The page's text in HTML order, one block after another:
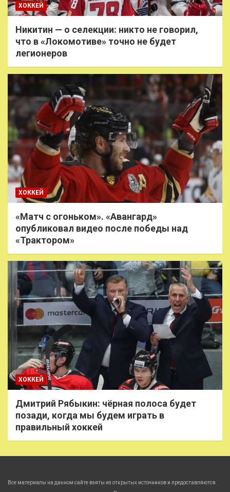
ХОККЕЙ
Никитин — о селекции: никто не говорил,
что в «Локомотиве» точно не будет
легионеров
ХОККЕЙ
«Матч с огоньком». «Авангард»
опубликовал видео после победы над
«Трактором»
ХОККЕЙ
Дмитрий Рябыкин: чёрная полоса будет
позади, когда мы будем играть в
правильный хоккей
Все материалы на данном сайте взяты из открытых источников и предоставляются